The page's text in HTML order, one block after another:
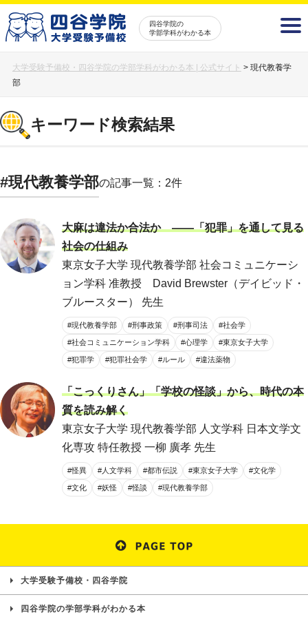
四谷学院の
学部学科がわかる本
大学受験予備校・四谷学院の学部学科がわかる本 | 公式サイト > 現代教養学
部
キーワード検索結果
#現代教養学部の記事一覧：2件
大麻は違法か合法か ――「犯罪」を通して見る
社会の仕組み
東京女子大学 現代教養学部 社会コミュニケーシ
ョン学科 准教授 David Brewster（デイビッド・
ブルースター） 先生
#現代教養学部 #刑事政策 #刑事司法 #社会学
#社会コミュニケーション学科 #心理学 #東京女子大学
#犯罪学 #犯罪社会学 #ルール #違法薬物
「こっくりさん」「学校の怪談」から、時代の本
質を読み解く
東京女子大学 現代教養学部 人文学科 日本文学文
化専攻 特任教授 一柳 廣孝 先生
#怪異 #人文学科 #都市伝説 #東京女子大学 #文化学
#文化 #妖怪 #怪談 #現代教養学部
大学受験予備校・四谷学院
四谷学院の学部学科がわかる本